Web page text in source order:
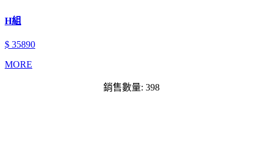
H組
$ 35890
MORE
銷售數量: 398